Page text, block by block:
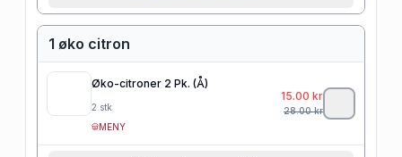
1 øko citron
Øko-citroner 2 Pk. (Å)
2 stk
MENY
15.00 kr
28.00kr